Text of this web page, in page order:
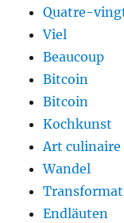
Quatre-
Viel
Beaucoup
Bitcoin
Bitcoin
Kochkunst
Art culinaire
Wandel
Endläuten